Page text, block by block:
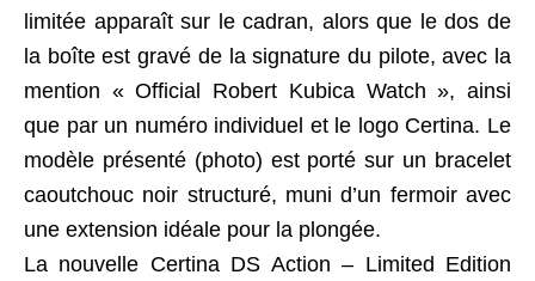
limitée apparaît sur le cadran, alors que le dos de
la boîte est gravé de la signature du pilote, avec la
mention « Official Robert Kubica Watch », ainsi
que par un numéro individuel et le logo Certina. Le
modèle présenté (photo) est porté sur un bracelet
caoutchouc noir structuré, muni d’un fermoir avec
une extension idéale pour la plongée.
La nouvelle Certina DS Action – Limited Edition